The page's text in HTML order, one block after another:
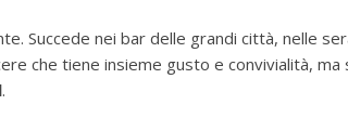
Succede nei bar delle grandi città, nelle
che tiene insieme gusto e convivialità,
.